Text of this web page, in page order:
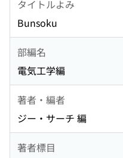
タイトルよみ
Bunsoku
部編名
電気工学編
著者・編者
ジー・サーチ 編
著者標目